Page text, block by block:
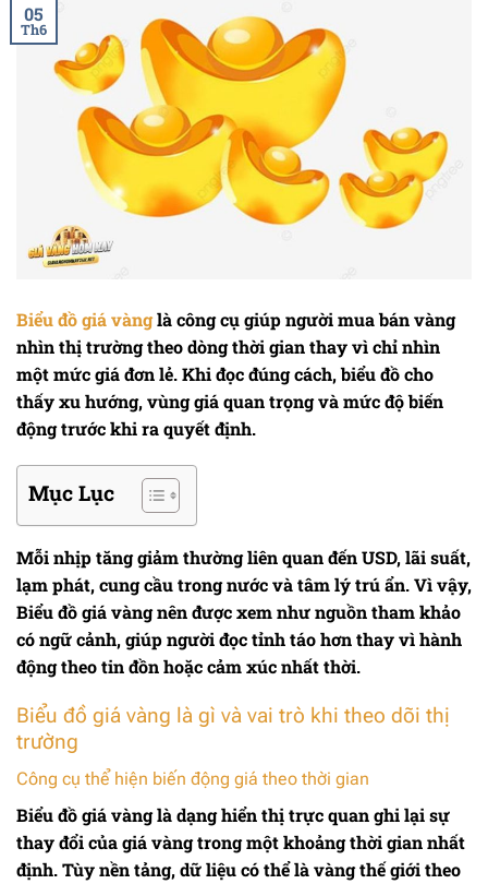
05
Th6
Biểu đồ giá vànglà công cụ giúp người mua bán vàng
nhìn thị trường theo dòng thời gian thay vì chỉ nhìn
một mức giá đơn lẻ. Khi đọc đúng cách, biểu đồ cho
thấy xu hướng, vùng giá quan trọng và mức độ biến
động trước khi ra quyết định.
Mục Lục
Mỗi nhịp tăng giảm thường liên quan đến USD, lãi suất,
lạm phát, cung cầu trong nước và tâm lý trú ẩn. Vì vậy,
Biểu đồ giá vàngnên được xem như nguồn tham khảo
có ngữ cảnh, giúp người đọc tỉnh táo hơn thay vì hành
động theo tin đồn hoặc cảm xúc nhất thời.
Biểu đồ giá vàng là gì và vai trò khi theo dõi thị
trường
Công cụ thể hiện biến động giá theo thời gian
Biểu đồ giá vànglà dạng hiển thị trực quan ghi lại sự
thay đổi của giá vàng trong một khoảng thời gian nhất
định. Tùy nền tảng, dữ liệu có thể là vàng thế giới theo